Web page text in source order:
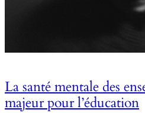
La santé mentale des
majeur pour l’éducation